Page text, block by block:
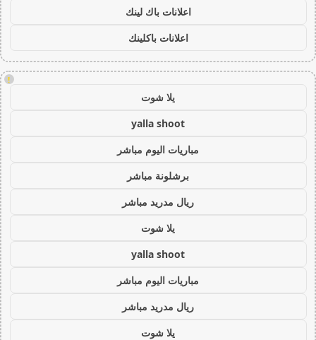
اعلانات باك لينك
اعلانات باكلينك
!
يلا شوت
yalla shoot
مباريات اليوم مباشر
برشلونة مباشر
ريال مدريد مباشر
يلا شوت
yalla shoot
مباريات اليوم مباشر
ريال مدريد مباشر
يلا شوت